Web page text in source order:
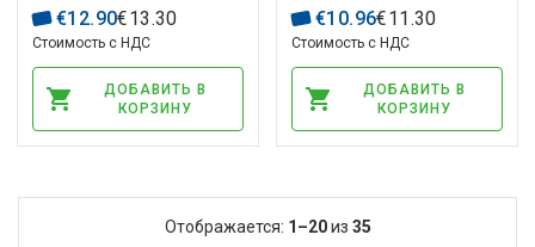
IP20, THORGEON
€12.90€13 .30
Стоимость с НДС
ДОБАВИТЬ В
КОРЗИНУ
12м, IP65,
регулируемый,
THORGEON
€10.96€11 .30
Стоимость с НДС
ДОБАВИТЬ В
КОРЗИНУ
Отображается: 1–20из 35